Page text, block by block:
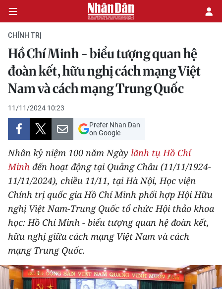
CHÍNH TRỊ
KINH TẾ
VĂN HÓA
XÃ HỘI
PHÁP LUẬT
DU LỊCH
THẾ GIỚI
THỂ THAO
GIÁO DỤC
Y TẾ
CHÍNH TRỊ
Hồ Chí Minh - biểu tượng quan hệ
đoàn kết, hữu nghị cách mạng Việt
Nam và cách mạng Trung Quốc
11/11/2024 10:23
Prefer Nhan Dan
on Google
Nhân kỷ niệm 100 năm Ngày lãnh tụ Hồ Chí
Minh đến hoạt động tại Quảng Châu (11/11/1924-
11/11/2024), chiều 11/11, tại Hà Nội, Học viện
Chính trị quốc gia Hồ Chí Minh phối hợp Hội Hữu
nghị Việt Nam-Trung Quốc tổ chức Hội thảo khoa
học: Hồ Chí Minh - biểu tượng quan hệ đoàn kết,
hữu nghị giữa cách mạng Việt Nam và cách
mạng Trung Quốc.